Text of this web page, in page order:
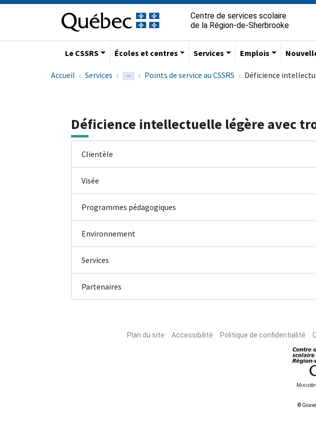
Aller à la navigation principale
Aller au contenu principal
Passer au pied de page
au
contenu
Centre de services scolaire
de la Région-de-Sherbrooke
Le CSSRS Écoles et centres Services Emplois
Accueil Services ... Points de service au CSSRS Déficience
Déficience intellectuelle légère avec
Clientèle
Visée
Programmes pédagogiques
Environnement
Services
Partenaires
Plan du site Accessibilité Politique de confidentialité
©